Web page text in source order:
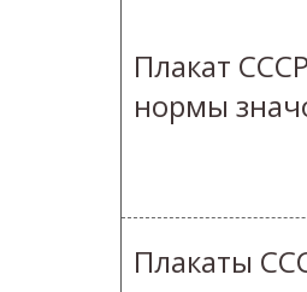
Плакат
нормы
Плакаты